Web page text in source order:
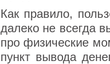
Как правило,
далеко не всегда
про физические
пункт вывода